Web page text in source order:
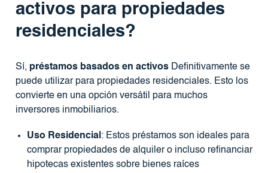
activos para propiedades
residenciales?
Sí, préstamos basados ​​en activosDefinitivamente se
puede utilizar para propiedades residenciales. Esto los
convierte en una opción versátil para muchos
inversores inmobiliarios.
Uso Residencial : Estos préstamos son ideales para
comprar propiedades de alquiler o incluso refinanciar
hipotecas existentes sobre bienes raíces